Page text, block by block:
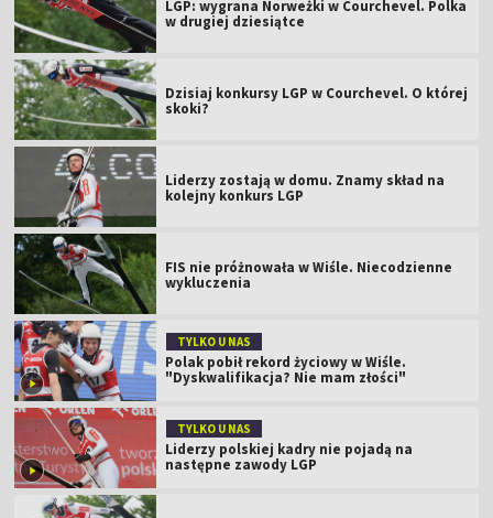
LGP: wygrana Norweżki w Courchevel. Polka
w drugiej dziesiątce
Dzisiaj konkursy LGP w Courchevel. O której
skoki?
Liderzy zostają w domu. Znamy skład na
kolejny konkurs LGP
FIS nie próżnowała w Wiśle. Niecodzienne
wykluczenia
TYLKO U NAS
Polak pobił rekord życiowy w Wiśle.
"Dyskwalifikacja? Nie mam złości"
TYLKO U NAS
Liderzy polskiej kadry nie pojadą na
następne zawody LGP